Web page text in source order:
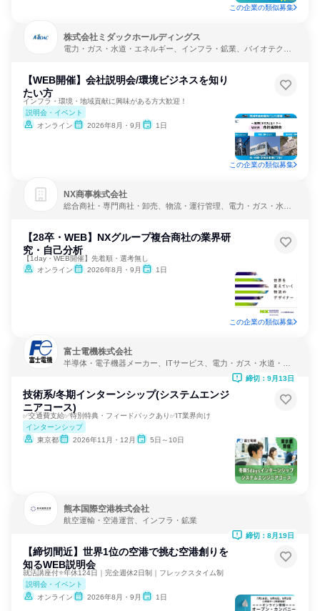
この企業の類似募集
株式会社ミダックホールディングス
電力・ガス・水道・エネルギー、インフラ・鉱業、バイオテクノ
【WEB開催】会社説明会/環境ビジネスを知り
たい方
インフラ・環境・地域貢献に興味がある方大歓迎！
説明会・イベント
オンライン
2026年8月・9月 1日
この企業の類似募集
NX商事株式会社
総合商社・専門商社・卸売、物流・運行管理、電力・ガス・水
【28卒・WEB】NXグループ複合商社の業界研
究・自己分析
【1day・WEB開催】先着順・選考無し
オンライン
2026年8月・9月 1日
この企業の類似募集
富士電機株式会社
半導体・電子機器メーカー、ITサービス、電力・ガス・水道・エ
技術系/冬期インターンシップ(システムエンジ
ニアコース)
✅交通費支給✅特別特典・フィードバックあり✅IT業界向け
インターンシップ
東京都
2026年11月・12月 5日～10日
締切：9月13日
熊本国際空港株式会社
航空運輸・空港運営、インフラ・鉱業
【締切間近】世界1位の空港で挑む空港創りを
知るWEB説明会
就活講座付⭐年休124日｜完全週休2日制｜フレックスタイム制
説明会・イベント
オンライン
2026年8月・9月 1日
締切：8月19日